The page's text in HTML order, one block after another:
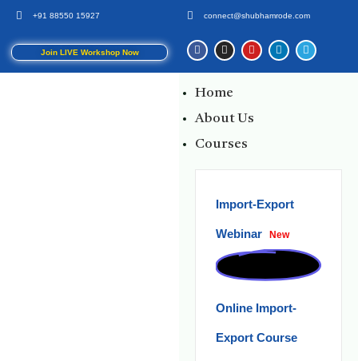
+91 88550 15927 connect@shubhamrode.com
Join LIVE Workshop Now
Home
About Us
Courses
Import-Export
Webinar New
Online Import-
Export Course